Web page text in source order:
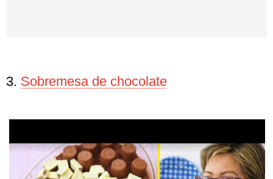
3. Sobremesa de chocolate